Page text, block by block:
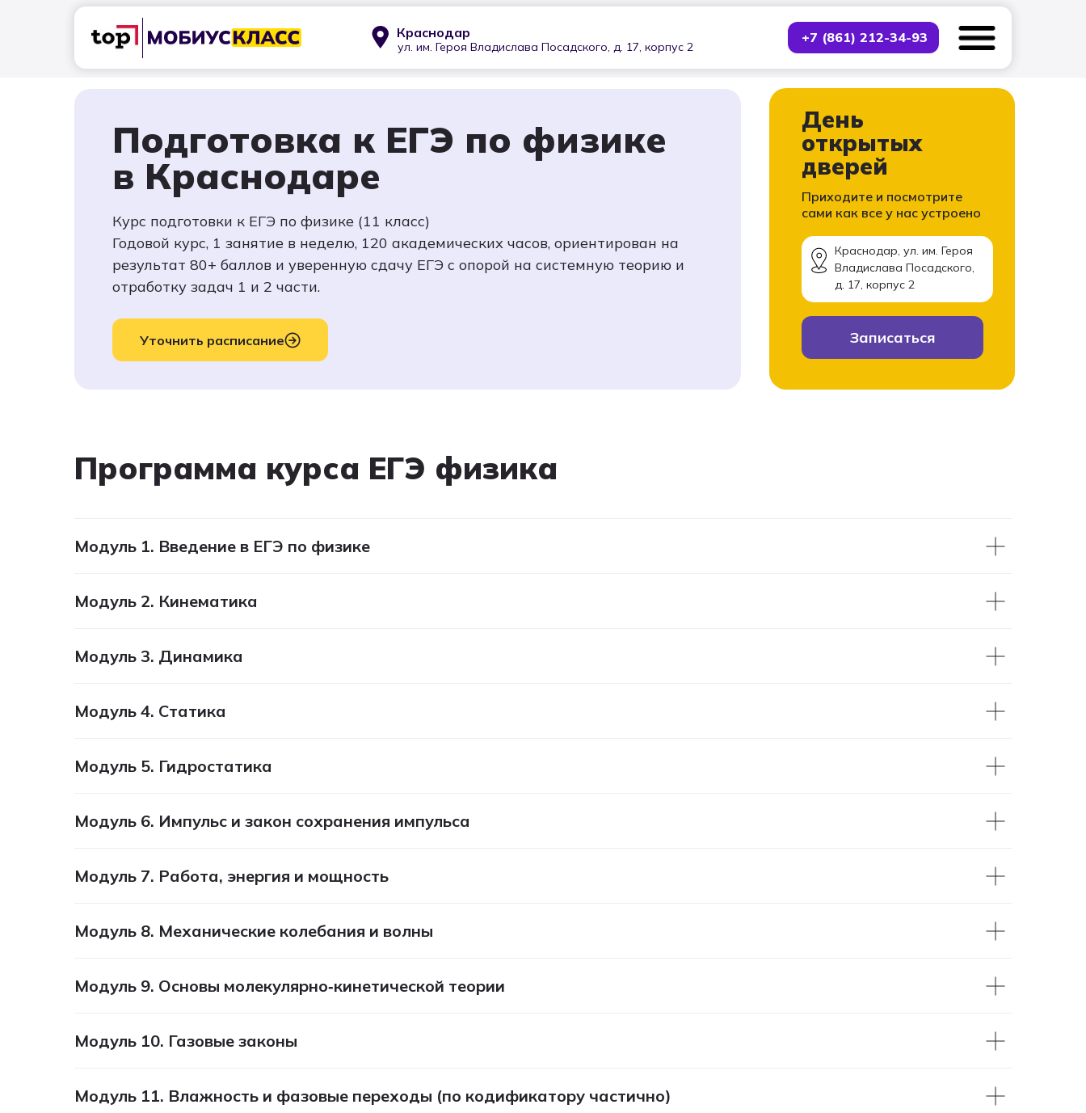
Лицей 9/11
Краснодар
тел: +7 918 249-32-92
+7 918 249-32-92
ул. им. Героя Владислава Посадского, д. 17, корпус 2
+7 (861) 212-34-93Выбрать курс
Лицей 9/11 ЕГЭ ОГЭ Контакты
Подготовка к ЕГЭ по физике
в Краснодаре
Уточнить расписание
Краснодар, ул. им. Героя
Владислава Посадского,
д. 17, корпус 2
Приходите и посмотрите
сами как все у нас устроено
День
открытых
дверей
Записаться
Курс подготовки к ЕГЭ по физике (11 класс)
Годовой курс, 1 занятие в неделю, 120 академических часов, ориентирован на
результат 80+ баллов и уверенную сдачу ЕГЭ с опорой на системную теорию и
отработку задач 1 и 2 части.
Программа курса ЕГЭ физика
Модуль 1. Введение в ЕГЭ по физике
Модуль 2. Кинематика
Модуль 3. Динамика
Модуль 4. Статика
Модуль 5. Гидростатика
Модуль 6. Импульс и закон сохранения импульса
Модуль 7. Работа, энергия и мощность
Модуль 8. Механические колебания и волны
Модуль 9. Основы молекулярно‑кинетической теории
Модуль 10. Газовые законы
Модуль 11. Влажность и фазовые переходы (по кодификатору частично)